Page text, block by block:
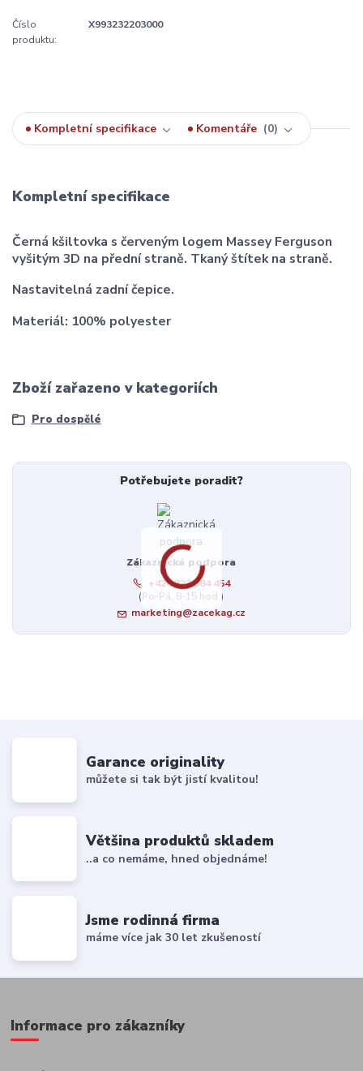
Číslo
produktu:
X993232203000
Kompletní specifikace Komentáře 0
Kompletní specifikace
Černá kšiltovka s červeným logem Massey Ferguson
vyšitým 3D na přední straně. Tkaný štítek na straně.
Nastavitelná zadní čepice.
Materiál: 100% polyester
Zboží zařazeno v kategoriích
Pro dospělé
Potřebujete poradit?
Zákaznická podpora
+420 723 384 454
(Po-Pá, 8-15 hod.)
marketing@zacekag.cz
Garance originality
můžete si tak být jistí kvalitou!
Většina produktů skladem
..a co nemáme, hned objednáme!
Jsme rodinná firma
máme více jak 30 let zkušeností
Informace pro zákazníky